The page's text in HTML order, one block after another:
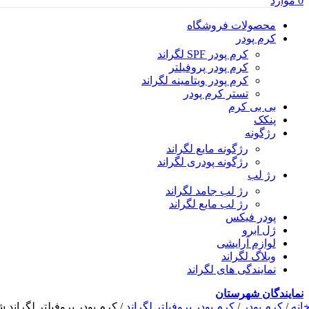
محصولات فروشگاه
کرم پودر
کرم پودر SPF لگراند
کرم پودر پروفیلتر
کرم پودر ویتامینه لگراند
تستر کرم پودر
بی بی کرم
پنکک
رژگونه
رژگونه مایع لگراند
رژگونه پودری لگراند
رژ لب
رژ لب جامد لگراند
رژ لب مایع لگراند
پودر فیکس
ژل ابرو
لوازم آرایشی
وبلاگ لگراند
نمایندگی های لگراند
نمایندگان شهرستان
/ کرم پودر/ کرم پودر پروفیلتر لگراند/ کرم پودر پروفیلتر لگراند